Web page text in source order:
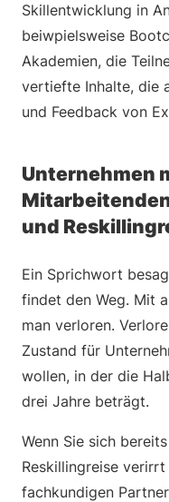
Skillentwicklung in
beiwpielsweise
Akademien, die
vertiefte Inhalte, die
und Feedback von
Unternehmen
und
Ein Sprichwort
findet den Weg. Mit
man verloren.
Zustand für
wollen, in der die
drei Jahre beträgt.
Wenn Sie sich
Reskillingreise
fachkundigen